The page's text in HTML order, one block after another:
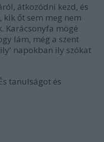
átkozódni kezd, és
őt sem meg nem
Karácsonyfa mögé
lám, még a szent
napokban ily szókat
tanulságot és